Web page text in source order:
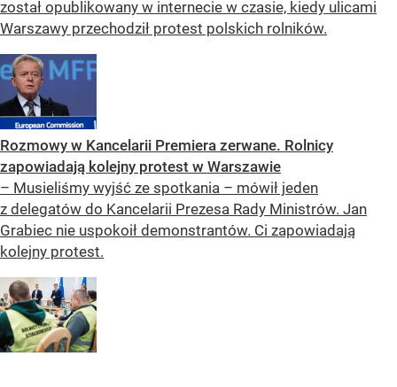
został opublikowany w internecie w czasie, kiedy ulicami
Warszawy przechodził protest polskich rolników.
Rozmowy w Kancelarii Premiera zerwane. Rolnicy
zapowiadają kolejny protest w Warszawie
– Musieliśmy wyjść ze spotkania – mówił jeden
z delegatów do Kancelarii Prezesa Rady Ministrów. Jan
Grabiec nie uspokoił demonstrantów. Ci zapowiadają
kolejny protest.